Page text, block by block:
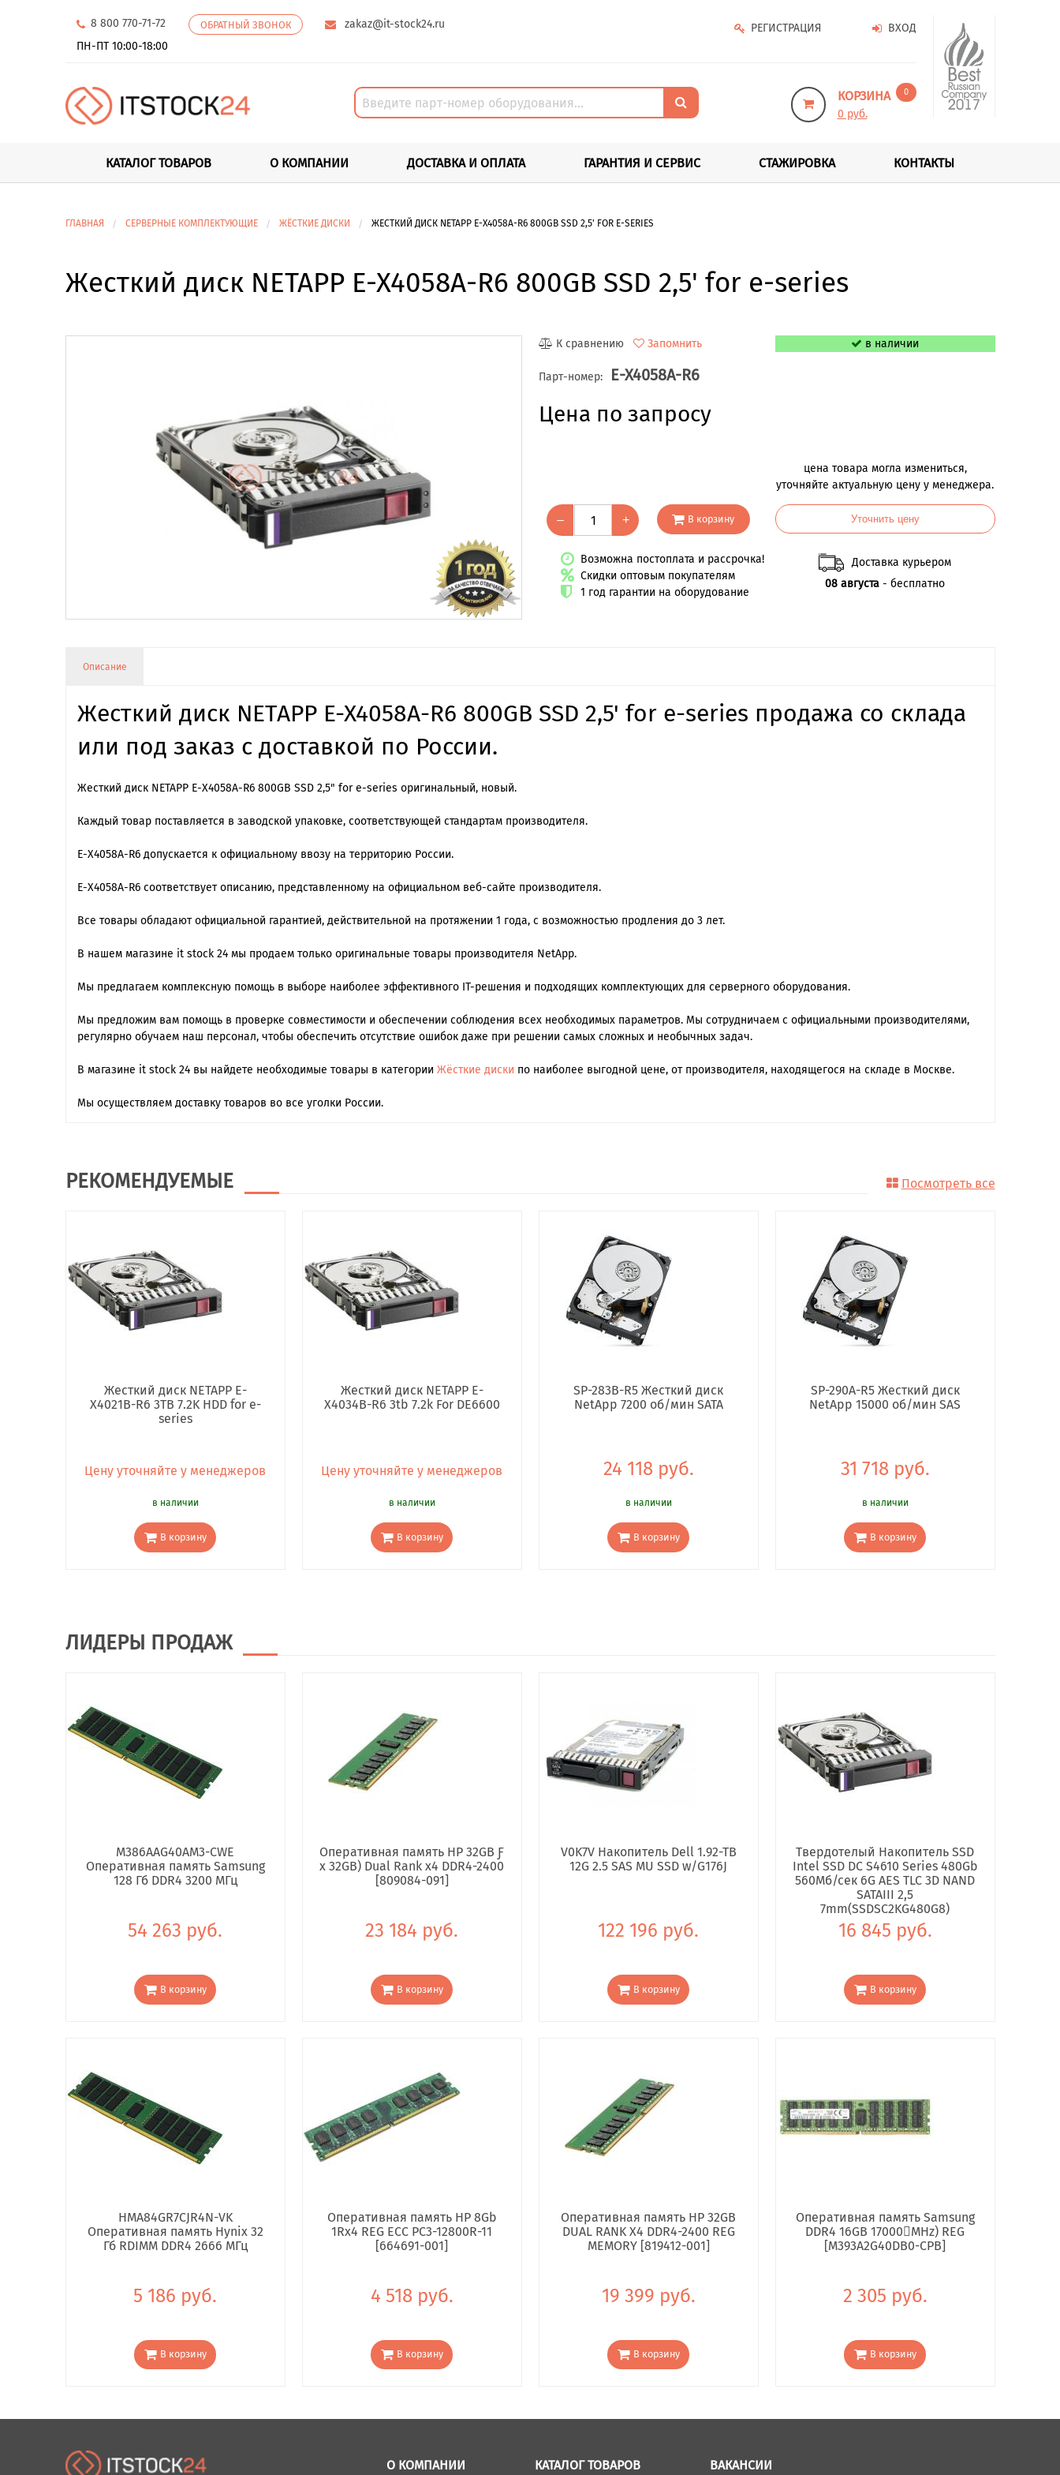
8 800 770-71-72 ОБРАТНЫЙ ЗВОНОК
zakaz@it-stock24.ru
ПН-ПТ 10:00-18:00
ВХОД
РЕГИСТРАЦИЯ
КОРЗИНА 0
0 руб.
КАТАЛОГ ТОВАРОВ О КОМПАНИИ ДОСТАВКА И ОПЛАТА ГАРАНТИЯ И СЕРВИС СТАЖИРОВКА КОНТАКТЫ
ГЛАВНАЯ СЕРВЕРНЫЕ КОМПЛЕКТУЮЩИЕ ЖЁСТКИЕ ДИСКИ ЖЕСТКИЙ ДИСК NETAPP E-X4058A-R6 800GB SSD 2,5' FOR E-SERIES
Жесткий диск NETAPP E-X4058A-R6 800GB SSD 2,5' for e-series
К сравнению Запомнить
Парт-номер: E-X4058A-R6
Цена по запросу
– + В корзину
Возможна постоплата и рассрочка!
Скидки оптовым покупателям
1 год гарантии на оборудование
в наличии
цена товара могла измениться,
уточняйте актуальную цену у менеджера.
Уточнить цену
Доставка курьером
08 августа - бесплатно
Описание
Жесткий диск NETAPP E-X4058A-R6 800GB SSD 2,5' for e-series продажа со склада
или под заказ с доставкой по России.
Жесткий диск NETAPP E-X4058A-R6 800GB SSD 2,5" for e-series оригинальный, новый.
Каждый товар поставляется в заводской упаковке, соответствующей стандартам производителя.
E-X4058A-R6 допускается к официальному ввозу на территорию России.
E-X4058A-R6 cоответствует описанию, представленному на официальном веб-сайте производителя.
Все товары обладают официальной гарантией, действительной на протяжении 1 года, с возможностью продления до 3 лет.
В нашем магазине it stock 24 мы продаем только оригинальные товары производителя NetApp.
Мы предлагаем комплексную помощь в выборе наиболее эффективного IT-решения и подходящих комплектующих для серверного оборудования.
Мы предложим вам помощь в проверке совместимости и обеспечении соблюдения всех необходимых параметров. Мы сотрудничаем с официальными производителями,
регулярно обучаем наш персонал, чтобы обеспечить отсутствие ошибок даже при решении самых сложных и необычных задач.
В магазине it stock 24 вы найдете необходимые товары в категории Жёсткие диски по наиболее выгодной цене, от производителя, находящегося на складе в Москве.
Мы осуществляем доставку товаров во все уголки России.
РЕКОМЕНДУЕМЫЕ Посмотреть все
Жесткий диск NETAPP E-
X4021B-R6 3TB 7.2K HDD for e-
series
Цену уточняйте у менеджеров
в наличии
В корзину
Жесткий диск NETAPP E-
X4034B-R6 3tb 7.2k For DE6600
Цену уточняйте у менеджеров
в наличии
В корзину
SP-283B-R5 Жесткий диск
NetApp 7200 об/мин SATA
24 118 руб.
в наличии
В корзину
SP-290A-R5 Жесткий диск
NetApp 15000 об/мин SAS
31 718 руб.
в наличии
В корзину
ЛИДЕРЫ ПРОДАЖ
M386AAG40AM3-CWE
Оперативная память Samsung
128 Гб DDR4 3200 МГц
54 263 руб.
В корзину
Оперативная память HP 32GB Ƒ
x 32GB) Dual Rank x4 DDR4-2400
[809084-091]
23 184 руб.
В корзину
V0K7V Накопитель Dell 1.92-TB
12G 2.5 SAS MU SSD w/G176J
122 196 руб.
В корзину
Твердотелый Накопитель SSD
Intel SSD DC S4610 Series 480Gb
560Мб/сек 6G AES TLC 3D NAND
SATAIII 2,5
7mm(SSDSC2KG480G8)
16 845 руб.
В корзину
HMA84GR7CJR4N-VK
Оперативная память Hynix 32
Гб RDIMM DDR4 2666 МГц
5 186 руб.
В корзину
Оперативная память HP 8Gb
1Rx4 REG ECC PC3-12800R-11
[664691-001]
4 518 руб.
В корзину
Оперативная память HP 32GB
DUAL RANK X4 DDR4-2400 REG
MEMORY [819412-001]
19 399 руб.
В корзину
Оперативная память Samsung
DDR4 16GB 17000񢋕MHz) REG
[M393A2G40DB0-CPB]
2 305 руб.
В корзину
О КОМПАНИИ КАТАЛОГ ТОВАРОВ ВАКАНСИИ